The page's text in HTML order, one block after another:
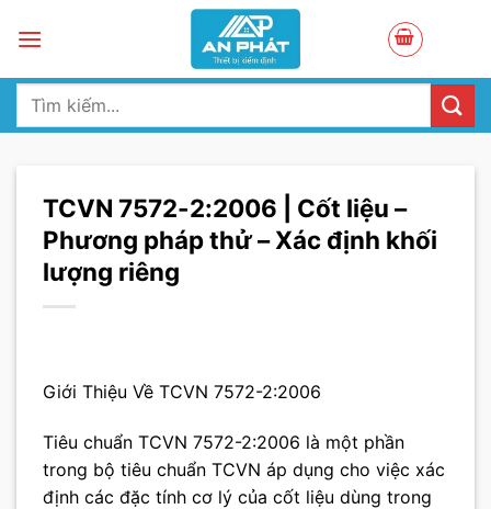
Tìm
TCVN 7572-2:2006 | Cốt liệu –
Phương pháp thử – Xác định khối
lượng riêng
Giới Thiệu Về TCVN 7572-2:2006
Tiêu chuẩn TCVN 7572-2:2006 là một phần
trong bộ tiêu chuẩn TCVN áp dụng cho việc xác
định các đặc tính cơ lý của cốt liệu dùng trong